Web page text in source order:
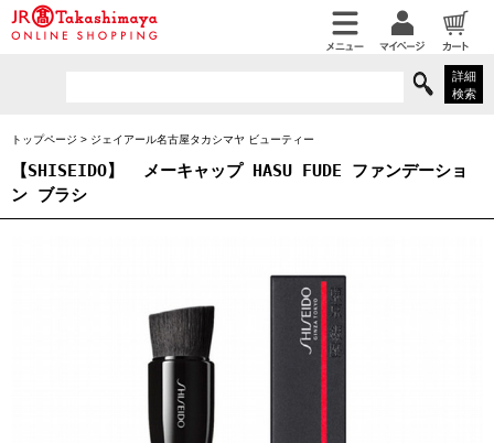
詳細
検索
トップページ > ジェイアール名古屋タカシマヤ ビューティー
【SHISEIDO】 メーキャップ HASU FUDE ファンデーショ
ン ブラシ